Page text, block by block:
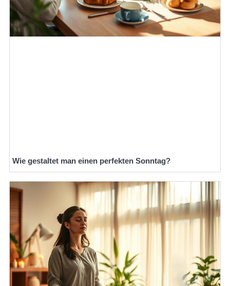
Wie gestaltet man einen perfekten Sonntag?